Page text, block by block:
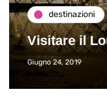
destinazioni
Visitare il
Giugno 24, 2019